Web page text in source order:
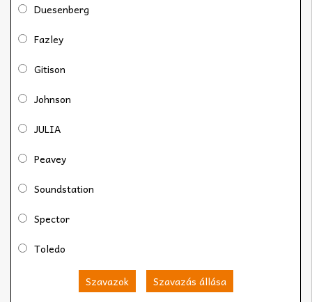
Duesenberg
Fazley
Gitison
Johnson
JULIA
Peavey
Soundstation
Spector
Toledo
Szavazok Szavazás állása